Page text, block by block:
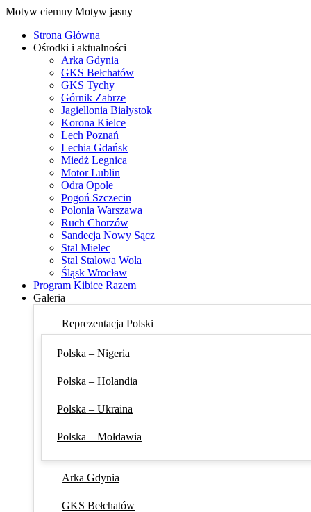
Motyw ciemny Motyw jasny
Strona Główna
Ośrodki i aktualności
Arka Gdynia
GKS Bełchatów
GKS Tychy
Górnik Zabrze
Jagiellonia Białystok
Korona Kielce
Lech Poznań
Lechia Gdańsk
Miedź Legnica
Motor Lublin
Odra Opole
Pogoń Szczecin
Polonia Warszawa
Ruch Chorzów
Sandecja Nowy Sącz
Stal Mielec
Stal Stalowa Wola
Śląsk Wrocław
Program Kibice Razem
Galeria
Reprezentacja Polski
Polska – Nigeria
Polska – Holandia
Polska – Ukraina
Polska – Mołdawia
Arka Gdynia
GKS Bełchatów